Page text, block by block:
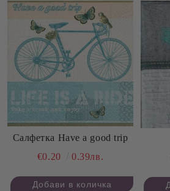
Салфетка Have a good trip
€0.20
0.39лв.